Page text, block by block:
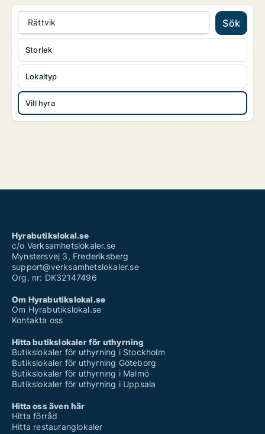
Rättvik Sök
Lokaltyp
Vill hyra
Storlek
Hyrabutikslokal.se
c/o Verksamhetslokaler.se
Mynstersvej 3, Frederiksberg
support@verksamhetslokaler.se
Org. nr: DK32147496
Om Hyrabutikslokal.se
Om Hyrabutikslokal.se
Kontakta oss
Hitta butikslokaler för uthyrning
Butikslokaler för uthyrning i Stockholm
Butikslokaler för uthyrning Göteborg
Butikslokaler för uthyrning i Malmö
Butikslokaler för uthyrning i Uppsala
Hitta oss även här
Hitta förråd
Hitta restauranglokaler